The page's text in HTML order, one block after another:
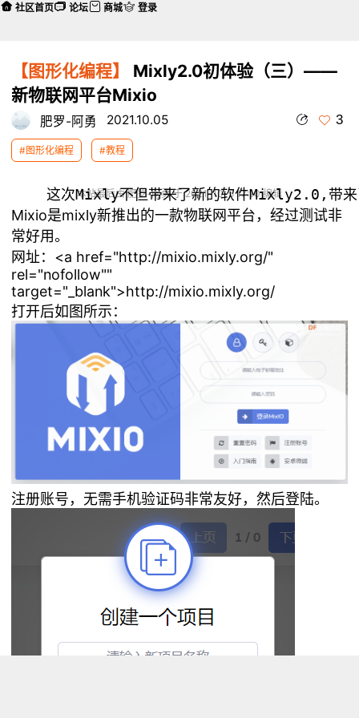
【图形化编程】
Mixly2.0初体验（三）——
新物联网平台Mixio
肥罗-阿勇 2021.10.05 3
#图形化编程 #教程
本帖最后由 肥罗-阿勇 于 2021-10-5 17:10 编辑
Mixio是mixly新推出的一款物联网平台，经过测试非
常好用。
网址：<a href="http://mixio.mixly.org/"
rel="nofollow""
target="_blank">http://mixio.mixly.org/
打开后如图所示：
注册账号，无需手机验证码非常友好，然后登陆。
社区首页 论坛 商城 登录